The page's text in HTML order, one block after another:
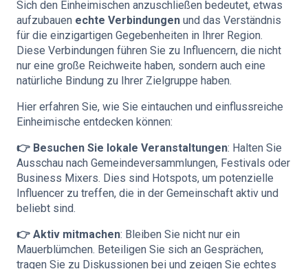
Sich den Einheimischen anzuschließen bedeutet, etwas
aufzubauen echte Verbindungen und das Verständnis
für die einzigartigen Gegebenheiten in Ihrer Region.
Diese Verbindungen führen Sie zu Influencern, die nicht
nur eine große Reichweite haben, sondern auch eine
natürliche Bindung zu Ihrer Zielgruppe haben.
Hier erfahren Sie, wie Sie eintauchen und einflussreiche
Einheimische entdecken können:
👉 Besuchen Sie lokale Veranstaltungen: Halten Sie
Ausschau nach Gemeindeversammlungen, Festivals oder
Business Mixers. Dies sind Hotspots, um potenzielle
Influencer zu treffen, die in der Gemeinschaft aktiv und
beliebt sind.
👉 Aktiv mitmachen: Bleiben Sie nicht nur ein
Mauerblümchen. Beteiligen Sie sich an Gesprächen,
tragen Sie zu Diskussionen bei und zeigen Sie echtes